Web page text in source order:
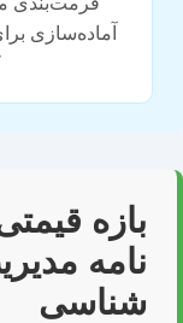
آماده‌سازی
بازه
نامه
شناسی